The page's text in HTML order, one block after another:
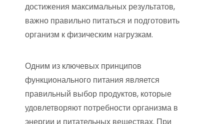
достижения максимальных результатов,
важно правильно питаться и подготовить
организм к физическим нагрузкам.
Одним из ключевых принципов
функционального питания является
правильный выбор продуктов, которые
удовлетворяют потребности организма в
энергии и питательных веществах. При